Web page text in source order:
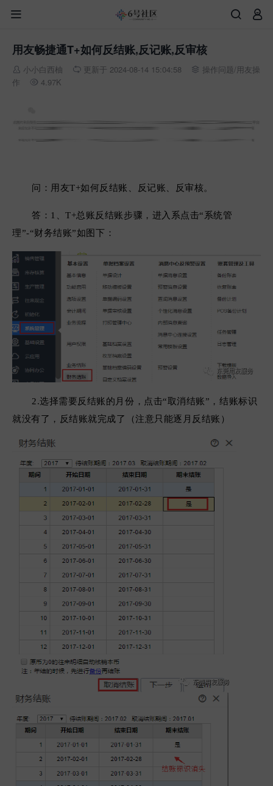



用友畅捷通T+如何反结账,反记账,反审核
 小小白西柚  更新于 2024-08-14 15:04:58  操作问题/用友操
作
 4.97K
问： 用友T+如何反结账、反记账、反审核。
答：1、T+总账反结账步骤，进入系点击“ 系统管
理”-“财务结账”如图下：
2.选择需要反结账的月份，点击“取消结账”，结账标识
就没有了，反结账就完成了（注意只能逐月反结账）